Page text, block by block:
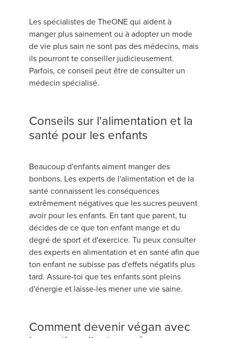
Les spécialistes de TheONE qui aident à
manger plus sainement ou à adopter un mode
de vie plus sain ne sont pas des médecins, mais
ils pourront te conseiller judicieusement.
Parfois, ce conseil peut être de consulter un
médecin spécialisé.
Conseils sur l'alimentation et la
santé pour les enfants
Beaucoup d'enfants aiment manger des
bonbons. Les experts de l'alimentation et de la
santé connaissent les conséquences
extrêmement négatives que les sucres peuvent
avoir pour les enfants. En tant que parent, tu
décides de ce que ton enfant mange et du
degré de sport et d'exercice. Tu peux consulter
des experts en alimentation et en santé afin que
ton enfant ne subisse pas d'effets négatifs plus
tard. Assure-toi que tes enfants sont pleins
d'énergie et laisse-les mener une vie saine.
Comment devenir végan avec